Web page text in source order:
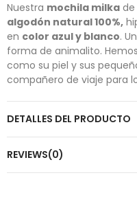
Nuestra mochila milka de
algodón natural 100%,
en color azul y blanco.
forma de animalito.
como su piel y sus
compañero de viaje para
DETALLES DEL PRODUCTO
REVIEWS(0)